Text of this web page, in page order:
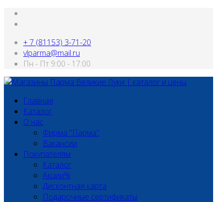
+ 7 (81153) 3-71-20
vlparma@mail.ru
Пн - Пт 9:00 - 17:00
Главная
Каталог
О нас
Фирма "Парма"
Вакансии
Покупателям
Каталог
Акции%
Дисконтная карта
Подарочные сертификаты